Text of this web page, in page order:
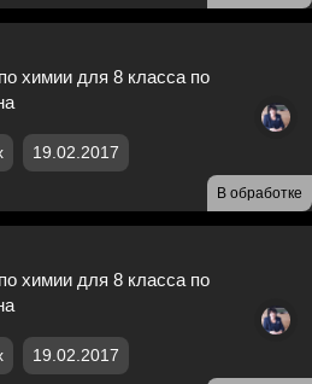
В обработке
химии для 8 класса по
19.02.2017
химии для 8 класса по
19.02.2017